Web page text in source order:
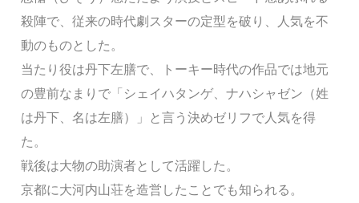
殺陣で、従来の時代劇スターの定型を破り、人気を不
動のものとした。
当たり役は丹下左膳で、トーキー時代の作品では地元
の豊前なまりで「シェイハタンゲ、ナハシャゼン（姓
は丹下、名は左膳）」と言う決めゼリフで人気を得
た。
戦後は大物の助演者として活躍した。
京都に大河内山荘を造営したことでも知られる。